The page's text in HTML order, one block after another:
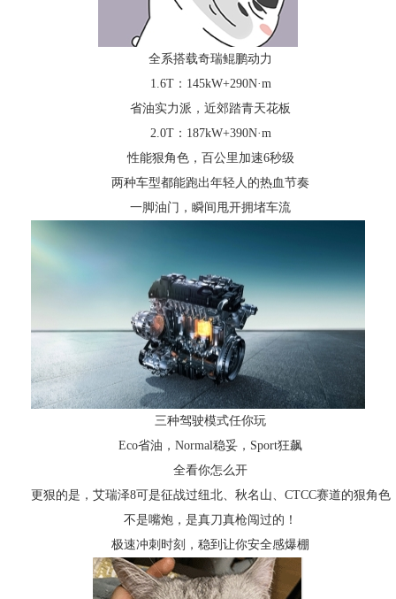
全系搭载奇瑞鲲鹏动力
1.6T：145kW+290N·m
省油实力派，近郊踏青天花板
2.0T：187kW+390N·m
性能狠角色，百公里加速6秒级
两种车型都能跑出年轻人的热血节奏
一脚油门，瞬间甩开拥堵车流
三种驾驶模式任你玩
Eco省油，Normal稳妥，Sport狂飙
全看你怎么开
更狠的是，艾瑞泽8可是征战过纽北、秋名山、CTCC赛道的狠角色
不是嘴炮，是真刀真枪闯过的！
极速冲刺时刻，稳到让你安全感爆棚